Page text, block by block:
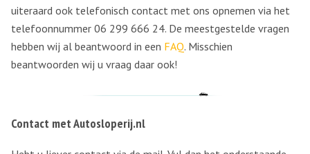
uiteraard ook telefonisch contact met ons opnemen via het
telefoonnummer 06 299 666 24. De meestgestelde vragen
hebben wij al beantwoord in een FAQ. Misschien
beantwoorden wij u vraag daar ook!
Contact met Autosloperij.nl